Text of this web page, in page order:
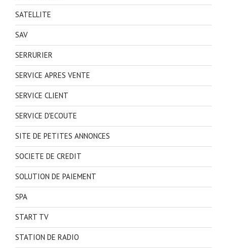
SATELLITE
SAV
SERRURIER
SERVICE APRES VENTE
SERVICE CLIENT
SERVICE D'ECOUTE
SITE DE PETITES ANNONCES
SOCIETE DE CREDIT
SOLUTION DE PAIEMENT
SPA
START TV
STATION DE RADIO